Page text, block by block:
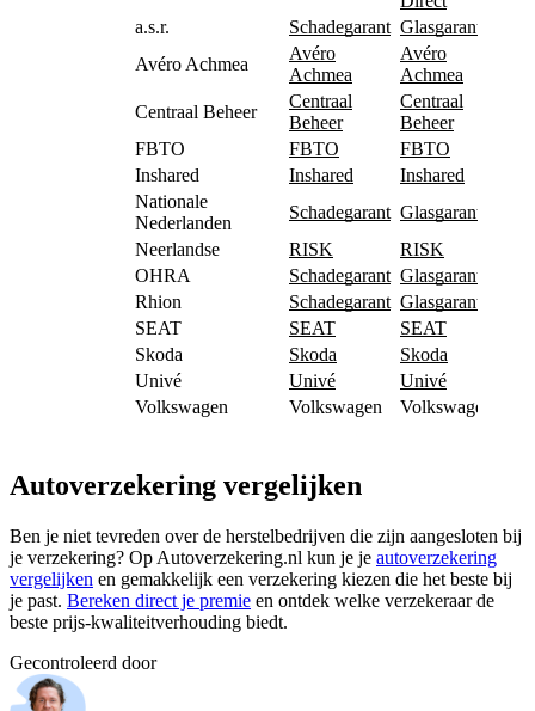
a.s.r.
Schadegarant Glasgarant
Avéro Achmea
Avéro
Achmea
Avéro
Achmea
Centraal Beheer
Centraal
Beheer
Centraal
Beheer
FBTO
FBTO
FBTO
Inshared
Inshared
Inshared
Nationale
Nederlanden
Schadegarant Glasgarant
Neerlandse
RISK
RISK
OHRA
Schadegarant Glasgarant
Rhion
Schadegarant Glasgarant
SEAT
SEAT
SEAT
Skoda
Skoda
Skoda
Univé
Univé
Univé
Volkswagen
Volkswagen Volkswagen
Autoverzekering vergelijken
Ben je niet tevreden over de herstelbedrijven die zijn aangesloten bij
je verzekering? Op Autoverzekering.nl kun je je autoverzekering
vergelijken en gemakkelijk een verzekering kiezen die het beste bij
je past. Bereken direct je premie en ontdek welke verzekeraar de
beste prijs-kwaliteitverhouding biedt.
Gecontroleerd door